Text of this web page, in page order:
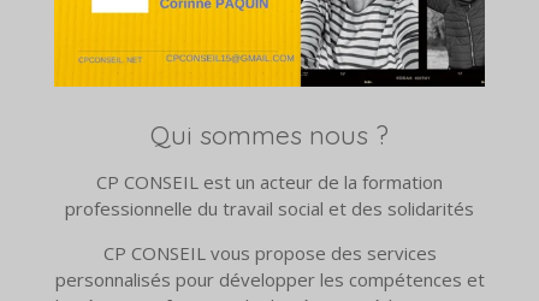
Qui sommes nous ?
CP CONSEIL est un acteur de la formation
professionnelle du travail social et des solidarités
CP CONSEIL vous propose des services
personnalisés pour développer les compétences et